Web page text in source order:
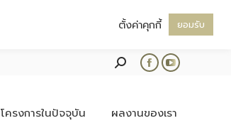
Search:
Facebook
opens
YouTube
opens
โครงการในปัจจุบัน ผลงานของเรา
ตั้งค่าคุกกี้ ยอมรับ